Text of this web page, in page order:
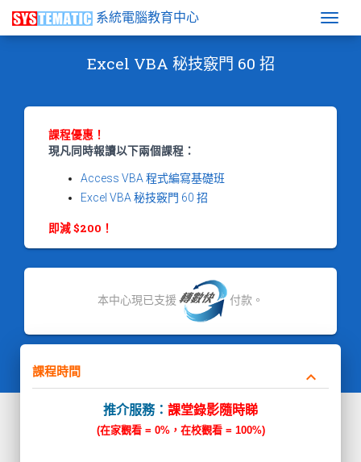
系統電腦教育中心
Excel VBA 秘技竅門 60 招
課程優惠！
現凡同時報讀以下兩個課程：
Access VBA 程式編寫基礎班
Excel VBA 秘技竅門 60 招
即減 $200！
本中心現已支援 付款。
課程時間 keyboard_arrow_down
推介服務： 課堂錄影隨時睇
(在家觀看 = 0%，在校觀看 = 100%)